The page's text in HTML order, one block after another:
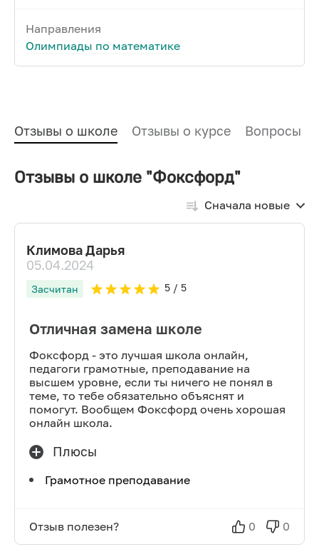
Направления
Олимпиады по математике
Отзывы о школе Отзывы о курсе Вопросы и
Отзывы о школе "Фоксфорд"
Сначала новые
Климова Дарья
05.04.2024
Засчитан 5/ 5
Отличная замена школе
Фоксфорд - это лучшая школа онлайн,
педагоги грамотные, преподавание на
высшем уровне, если ты ничего не понял в
теме, то тебе обязательно объяснят и
помогут. Вообщем Фоксфорд очень хорошая
онлайн школа.
Плюсы
Грамотное преподавание
Отзыв полезен? 0 0